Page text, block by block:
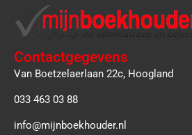
Contactgegevens
Van Boetzelaerlaan 22c, Hoogland
033 463 03 88
info@mijnboekhouder.nl